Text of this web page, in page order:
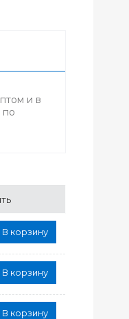
и в
по
В корзину
В корзину
В корзину